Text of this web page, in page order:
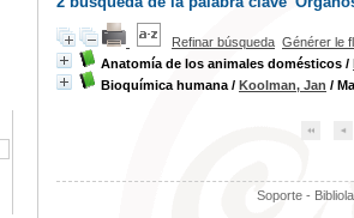
Refinar búsqueda Générer le
Anatomía de los animales domésticos /
Bioquímica humana / Koolman, Jan /
Soporte -